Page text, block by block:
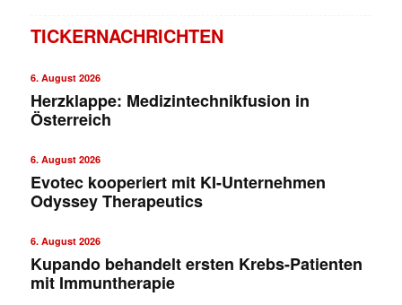
TICKERNACHRICHTEN
6. August 2026
Herzklappe: Medizintechnikfusion in
Österreich
6. August 2026
Evotec kooperiert mit KI-Unternehmen
Odyssey Therapeutics
6. August 2026
Kupando behandelt ersten Krebs-Patienten
mit Immuntherapie